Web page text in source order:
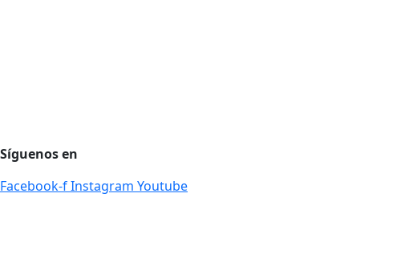
Síguenos en
Facebook-fInstagram Youtube